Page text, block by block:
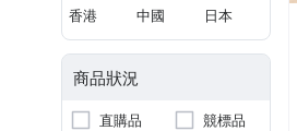
香港 中國 日本
商品狀況
直購品
競標品